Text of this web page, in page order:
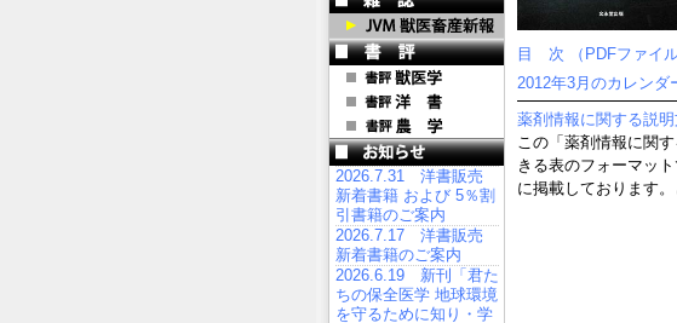
2026.7.31 洋書販売
新着書籍 および 5％割
引書籍のご案内
2026.7.17 洋書販売
新着書籍のご案内
2026.6.19 新刊「君た
ちの保全医学 地球環境
を守るために知り・学
目 次 （PDFファイル
2012年3月のカレンダ
薬剤情報に関する説明
この「薬剤情報に関
きる表のフォーマッ
に掲載しております。